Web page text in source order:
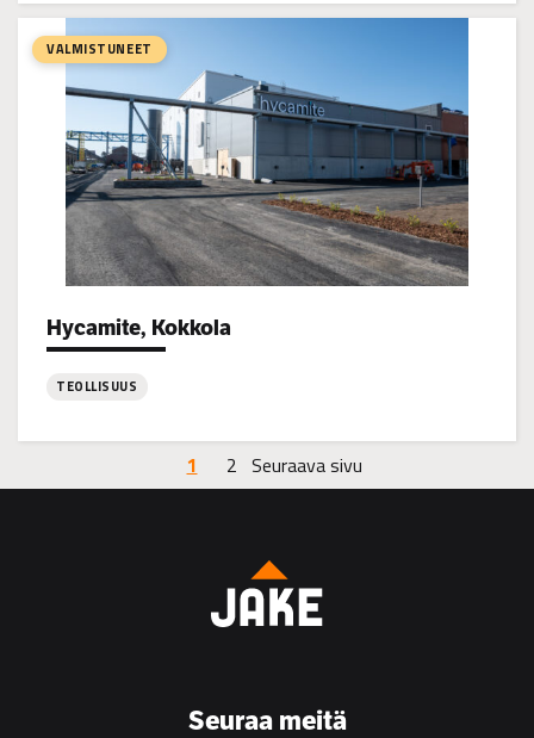
LNG-
terminaali,
Kokkolan
Energia
VALMISTUNEET
Hycamite, Kokkola
Project types:
TEOLLISUUS
Kokkola
1 2 Seuraava sivu
Seuraa meitä